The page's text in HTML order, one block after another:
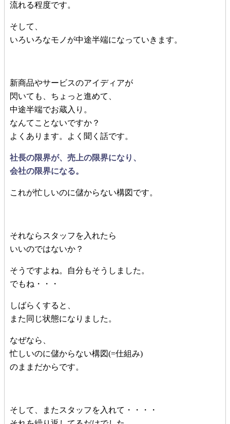
流れる程度です。
そして、
いろいろなモノが中途半端になっていきます。
新商品やサービスのアイディアが
閃いても、ちょっと進めて、
中途半端でお蔵入り。
なんてことないですか？
よくあります。よく聞く話です。
社長の限界が、売上の限界になり、
会社の限界になる。
これが忙しいのに儲からない構図です。
それならスタッフを入れたら
いいのではないか？
そうですよね。自分もそうしました。
でもね・・・
しばらくすると、
また同じ状態になりました。
なぜなら、
忙しいのに儲からない構図(=仕組み)
のままだからです。
そして、またスタッフを入れて・・・・